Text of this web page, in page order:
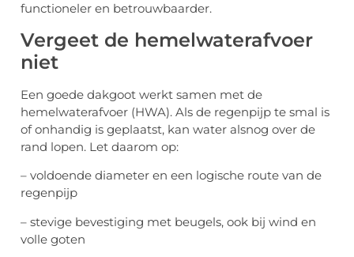
functioneler en betrouwbaarder.
Vergeet de hemelwaterafvoer
niet
Een goede dakgoot werkt samen met de
hemelwaterafvoer (HWA). Als de regenpijp te smal is
of onhandig is geplaatst, kan water alsnog over de
rand lopen. Let daarom op:
– voldoende diameter en een logische route van de
regenpijp
– stevige bevestiging met beugels, ook bij wind en
volle goten